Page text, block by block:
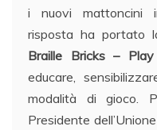
i nuovi mattoncini
risposta ha portato
Braille Bricks –
educare,
modalità di gioco.
Presidente